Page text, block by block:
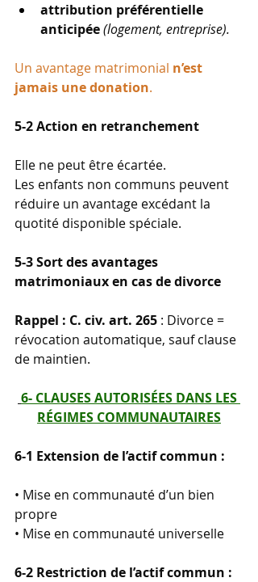
attribution préférentielle
anticipée(logement, entreprise).
Un avantage matrimonial n’est
jamais une donation.
5-2 Action en retranchement
Elle ne peut être écartée.
Les enfants non communs peuvent
réduire un avantage excédant la
quotité disponible spéciale.
5-3 Sort des avantages
matrimoniaux en cas de divorce
Rappel : C. civ. art. 265 : Divorce =
révocation automatique, sauf clause
de maintien.
6- CLAUSES AUTORISÉES DANS LES
RÉGIMES COMMUNAUTAIRES
6-1 Extension de l’actif commun :
• Mise en communauté d’un bien
propre
• Mise en communauté universelle
6-2 Restriction de l’actif commun :